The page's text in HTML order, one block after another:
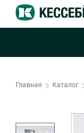
Главная Каталог